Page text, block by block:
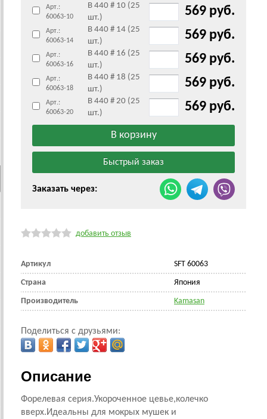
Арт.:
60063-10
B 440 # 10 (25
шт.)
569 руб.
Арт.:
60063-14
B 440 # 14 (25
шт.)
569 руб.
Арт.:
60063-16
B 440 # 16 (25
шт.)
569 руб.
Арт.:
60063-18
B 440 # 18 (25
шт.)
569 руб.
Арт.:
60063-20
B 440 # 20 (25
шт.)
569 руб.
Заказать через:
добавить отзыв
Артикул SFT 60063
Страна Япония
Производитель Kamasan
Поделиться с друзьями:
Описание
Форелевая серия.Укороченное цевье,колечко
вверх.Идеальны для мокрых мушек и